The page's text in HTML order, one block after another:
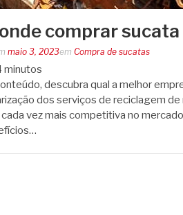
comprar sucata
maio 3, 2023em Compra de sucatas
minutos
descubra qual a melhor
dos serviços de reciclagem
vez mais competitiva no